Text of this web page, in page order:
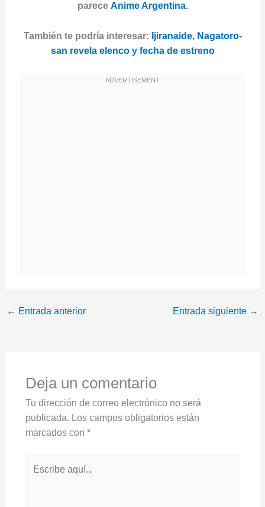
parece Anime Argentina.
También te podría interesar: Ijiranaide, Nagatoro-
san revela elenco y fecha de estreno
← Entrada anterior Entrada siguiente →
Deja un comentario
Tu dirección de correo electrónico no será
publicada. Los campos obligatorios están
marcados con *
aquí...